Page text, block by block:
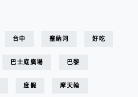
台中 塞納河 好吃
巴士底廣場 巴黎
度假 摩天輪